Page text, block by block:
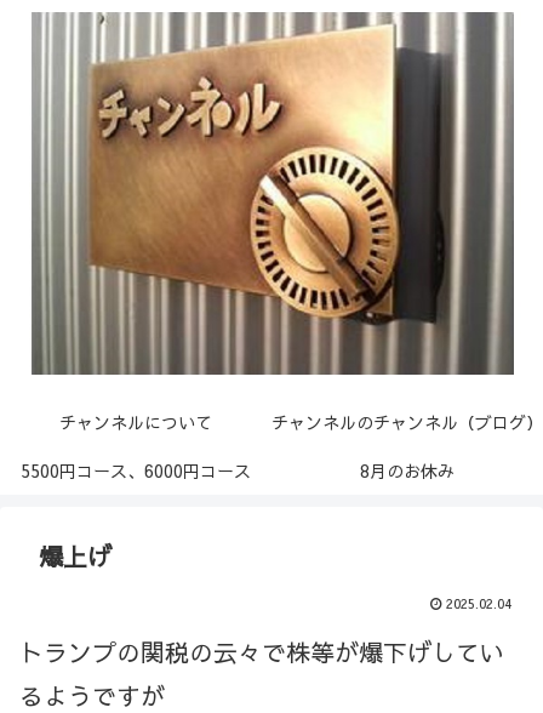
チャンネルについて
チャンネルのチャンネル（ブログ）
5500円コース、6000円コース
8月のお休み
爆上げ
2025.02.04
トランプの関税の云々で株等が爆下げしてい
るようですが